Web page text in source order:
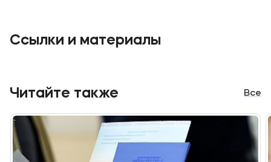
Ссылки и материалы
Читайте также Все